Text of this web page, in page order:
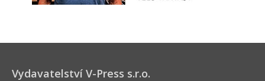
Vydavatelství V-Press s.r.o.